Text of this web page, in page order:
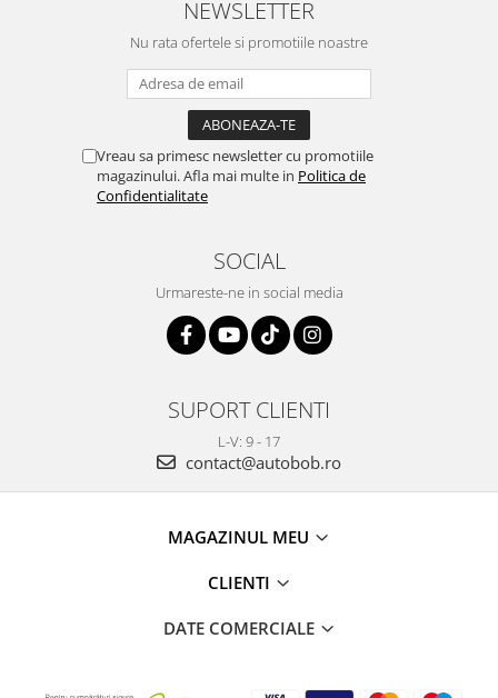
NEWSLETTER
Nu rata ofertele si promotiile noastre
Vreau sa primesc newsletter cu promotiile
magazinului. Afla mai multe in Politica de
Confidentialitate
SOCIAL
Urmareste-ne in social media
SUPORT CLIENTI
L-V: 9 - 17
contact@autobob.ro
MAGAZINUL MEU
CLIENTI
DATE COMERCIALE